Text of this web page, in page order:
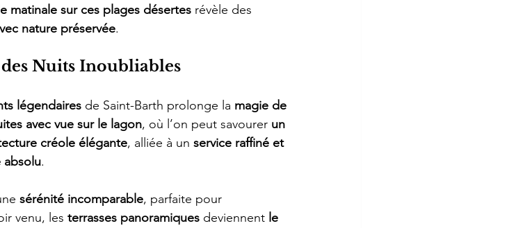
matinale sur ces plages désertes révèle des
nature préservée.
Nuits Inoubliables
légendaires de Saint-Barth prolonge la magie de
avec vue sur le lagon, où l’on peut savourer un
créole élégante, alliée à un service raffiné et
absolu.
sérénité incomparable, parfaite pour
venu, les terrasses panoramiques deviennent le